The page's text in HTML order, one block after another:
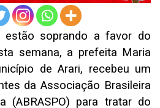
estão soprando a favor do
semana, a prefeita Maria
de Arari, recebeu um
da Associação Brasileira
(ABRASPO) para tratar do